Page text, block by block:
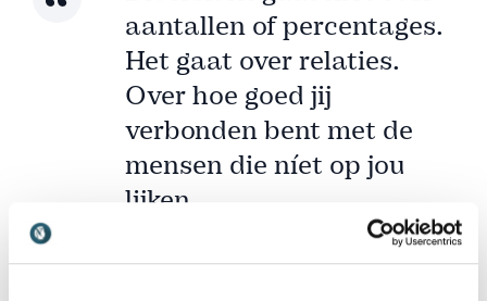
aantallen of percentages.
Het gaat over relaties.
Over hoe goed jij
verbonden bent met de
mensen die níet op jou
lijken.